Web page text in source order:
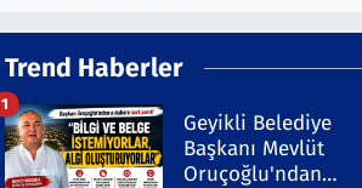
Trend Haberler
Geyikli Belediye
Başkanı Mevlüt
Oruçoğlu'ndan
1